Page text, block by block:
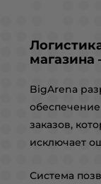
магазина
BigArena
заказов,
исключает
Система